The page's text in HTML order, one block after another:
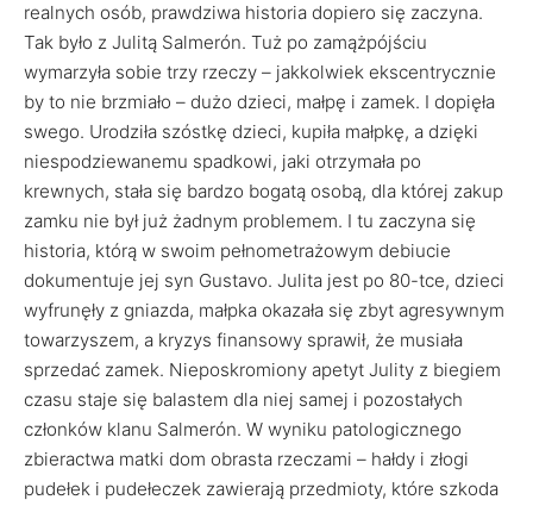
realnych osób, prawdziwa historia dopiero się zaczyna.
Tak było z Julitą Salmerón. Tuż po zamążpójściu
wymarzyła sobie trzy rzeczy – jakkolwiek ekscentrycznie
by to nie brzmiało – dużo dzieci, małpę i zamek. I dopięła
swego. Urodziła szóstkę dzieci, kupiła małpkę, a dzięki
niespodziewanemu spadkowi, jaki otrzymała po
krewnych, stała się bardzo bogatą osobą, dla której zakup
zamku nie był już żadnym problemem. I tu zaczyna się
historia, którą w swoim pełnometrażowym debiucie
dokumentuje jej syn Gustavo. Julita jest po 80-tce, dzieci
wyfrunęły z gniazda, małpka okazała się zbyt agresywnym
towarzyszem, a kryzys finansowy sprawił, że musiała
sprzedać zamek. Nieposkromiony apetyt Julity z biegiem
czasu staje się balastem dla niej samej i pozostałych
członków klanu Salmerón. W wyniku patologicznego
zbieractwa matki dom obrasta rzeczami – hałdy i złogi
pudełek i pudełeczek zawierają przedmioty, które szkoda